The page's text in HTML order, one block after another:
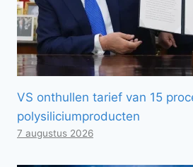
VS onthullen tarief van 15
polysiliciumproducten
7 augustus 2026